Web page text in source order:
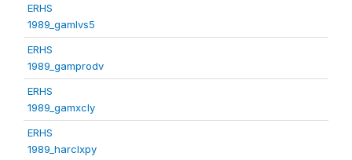
ERHS
1989_gamlvs5
ERHS
1989_gamprodv
ERHS
1989_gamxcly
ERHS
1989_harclxpy